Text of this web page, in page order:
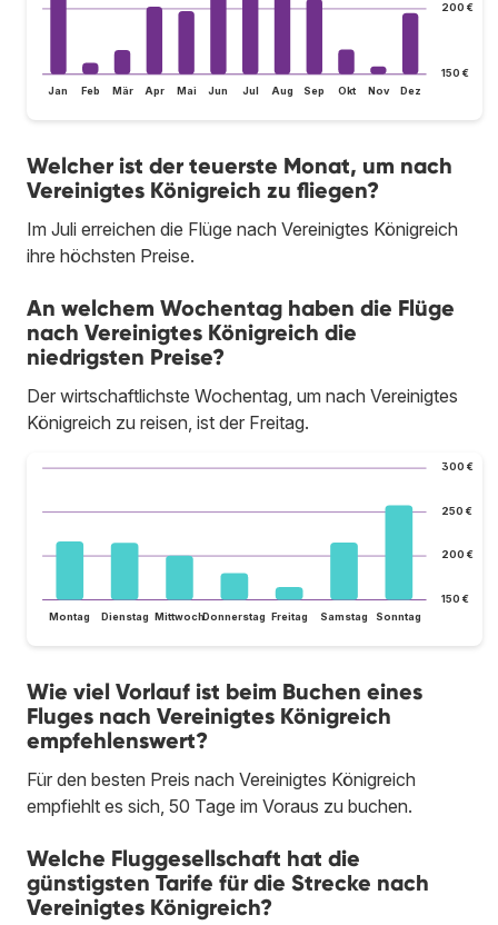
150 €
200 €
Jan Feb Mär Apr Mai Jun Jul Aug Sep Okt Nov Dez
Welcher ist der teuerste Monat, um nach
Vereinigtes Königreich zu fliegen?
Im Juli erreichen die Flüge nach Vereinigtes Königreich
ihre höchsten Preise.
An welchem Wochentag haben die Flüge
nach Vereinigtes Königreich die
niedrigsten Preise?
Der wirtschaftlichste Wochentag, um nach Vereinigtes
Königreich zu reisen, ist der Freitag.
150 €
200 €
250 €
300 €
Montag Dienstag MittwochDonnerstag Freitag Samstag Sonntag
Wie viel Vorlauf ist beim Buchen eines
Fluges nach Vereinigtes Königreich
empfehlenswert?
Für den besten Preis nach Vereinigtes Königreich
empfiehlt es sich, 50 Tage im Voraus zu buchen.
Welche Fluggesellschaft hat die
günstigsten Tarife für die Strecke nach
Vereinigtes Königreich?